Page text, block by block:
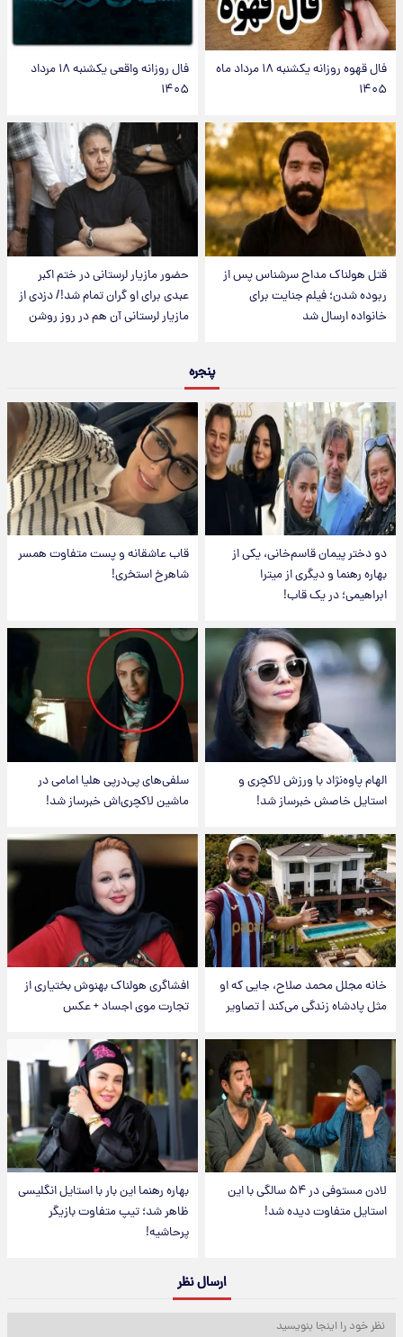
فال قهوه روزانه یکشنبه ۱۸ مرداد ماه
۱۴۰۵
فال روزانه واقعی یکشنبه ۱۸ مرداد
۱۴۰۵
قتل هولناک مداح سرشناس پس از
ربوده شدن؛ فیلم جنایت برای
خانواده ارسال شد
حضور مازیار لرستانی در ختم اکبر
عبدی برای او گران تمام شد!/ دزدی از
مازیار لرستانی آن هم در روز روشن
پنجره
دو دختر پیمان قاسم‌خانی، یکی از
بهاره رهنما و دیگری از میترا
ابراهیمی؛ در یک قاب!
قاب عاشقانه و پست متفاوت همسر
شاهرخ استخری!
الهام پاوه‌نژاد با ورزش لاکچری و
استایل خاصش خبرساز شد!
سلفی‌های پی‌درپی هلیا امامی در
ماشین لاکچری‌اش خبرساز شد!
خانه مجلل محمد صلاح، جایی که او
مثل پادشاه زندگی می‌کند | تصاویر
افشاگری هولناک بهنوش بختیاری از
تجارت موی اجساد + عکس
لادن مستوفی در ۵۴ سالگی با این
استایل متفاوت دیده شد!
بهاره رهنما این بار با استایل انگلیسی
ظاهر شد؛ تیپ متفاوت بازیگر
پرحاشیه!
ارسال نظر